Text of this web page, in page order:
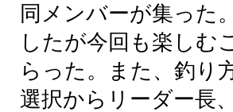
同 メンバーが集った。
したが今回 も楽しむ
らった。また、 釣り
選択からリーダー長